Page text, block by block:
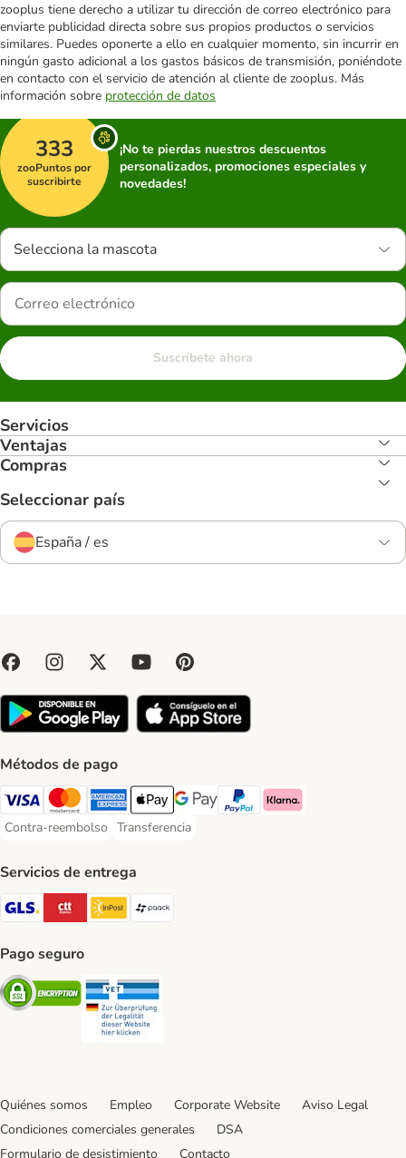
zooplus tiene derecho a utilizar tu dirección de correo electrónico para
enviarte publicidad directa sobre sus propios productos o servicios
similares. Puedes oponerte a ello en cualquier momento, sin incurrir en
ningún gasto adicional a los gastos básicos de transmisión, poniéndote
en contacto con el servicio de atención al cliente de zooplus. Más
información sobre protección de datos
333
zooPuntos por
suscribirte
¡No te pierdas nuestros descuentos
personalizados, promociones especiales y
novedades!
Selecciona la mascota
Suscríbete ahora
Servicios
Ventajas
Compras
Seleccionar país
España / es
Métodos de pago
Visa Payment Method
Mastercard Payment Method
American Express Payment Method
Apple Pay Payment Method
Google Pay Payment Method
PayPal Payment Method
Klarna Payment Method
Contra-reembolso
Contra-reembolso Payment Method
Transferencia
Transferencia Payment Method
Servicios de entrega
GLS Shipping Method
CTTExpress Shipping Method
InPost Shipping Method
paack Shipping Method
Pago seguro
Security
Quiénes somos Empleo Corporate Website
Aviso Legal
Condiciones comerciales generales
DSA
Formulario de desistimiento
Contacto